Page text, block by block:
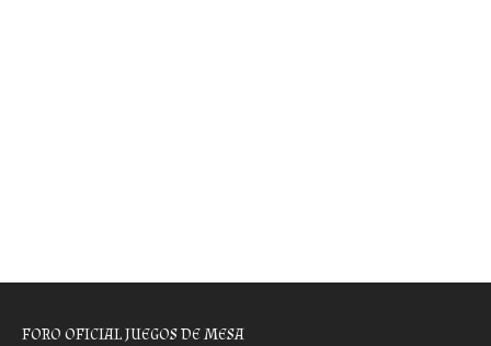
FORO OFICIAL JUEGOS DE MESA